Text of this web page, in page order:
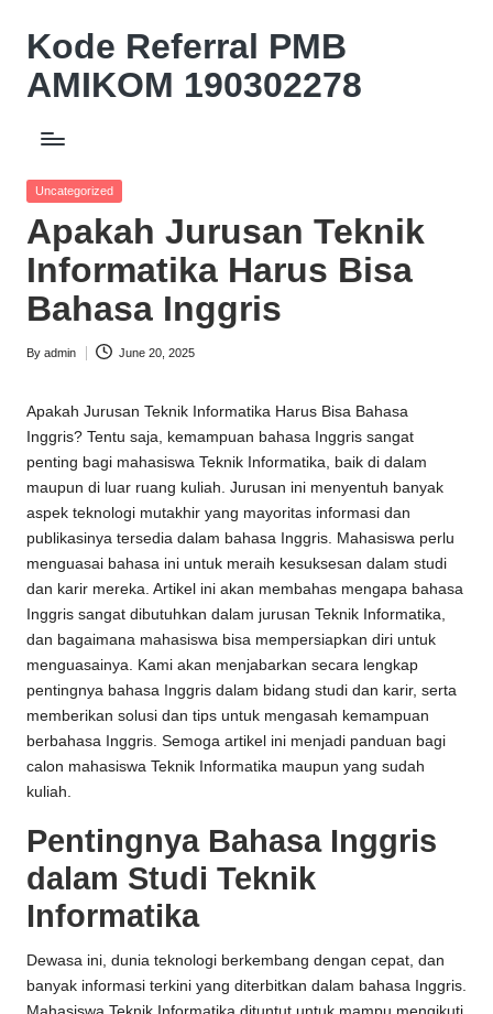
content
Kode Referral PMB
AMIKOM 190302278
Relasi
Potongan
UKT
10%
Posted
Uncategorized
Apakah Jurusan Teknik
Informatika Harus Bisa
Bahasa Inggris
Posted
By admin June 20, 2025
Apakah Jurusan Teknik Informatika Harus Bisa Bahasa
Inggris? Tentu saja, kemampuan bahasa Inggris sangat
penting bagi mahasiswa Teknik Informatika, baik di dalam
maupun di luar ruang kuliah. Jurusan ini menyentuh banyak
aspek teknologi mutakhir yang mayoritas informasi dan
publikasinya tersedia dalam bahasa Inggris. Mahasiswa perlu
menguasai bahasa ini untuk meraih kesuksesan dalam studi
dan karir mereka. Artikel ini akan membahas mengapa bahasa
Inggris sangat dibutuhkan dalam jurusan Teknik Informatika,
dan bagaimana mahasiswa bisa mempersiapkan diri untuk
menguasainya. Kami akan menjabarkan secara lengkap
pentingnya bahasa Inggris dalam bidang studi dan karir, serta
memberikan solusi dan tips untuk mengasah kemampuan
berbahasa Inggris. Semoga artikel ini menjadi panduan bagi
calon mahasiswa Teknik Informatika maupun yang sudah
kuliah.
Pentingnya Bahasa Inggris
dalam Studi Teknik
Informatika
Dewasa ini, dunia teknologi berkembang dengan cepat, dan
banyak informasi terkini yang diterbitkan dalam bahasa Inggris.